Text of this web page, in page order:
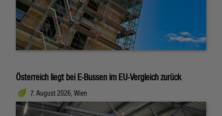
Österreich liegt bei E-Bussen im EU-Vergleich zurück
7. August 2026, Wien